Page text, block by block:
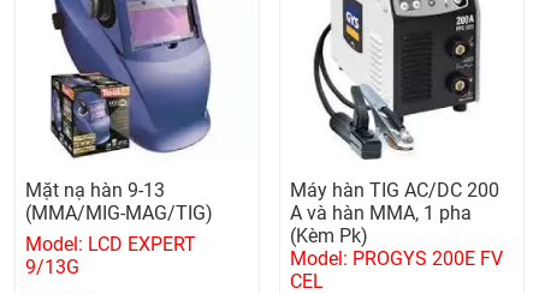
Mặt nạ hàn 9-13
(MMA/MIG-MAG/TIG)
Model: LCD EXPERT
9/13G
Máy hàn TIG AC/DC 200
A và hàn MMA, 1 pha
(Kèm Pk)
Model: PROGYS 200E FV
CEL